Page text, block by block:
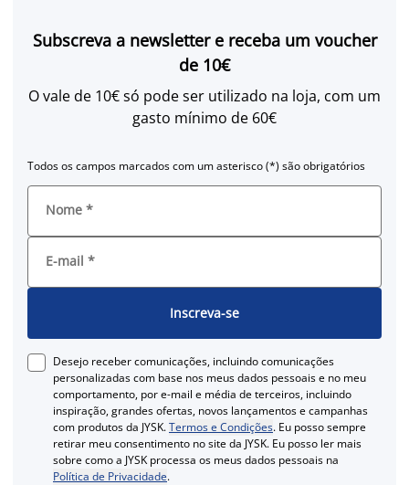
Subscreva a newsletter e receba um voucher
de 10€
O vale de 10€ só pode ser utilizado na loja, com um
gasto mínimo de 60€
Todos os campos marcados com um asterisco (*) são obrigatórios
Nome *
E-mail *
Inscreva-se
Desejo receber comunicações, incluindo comunicações
personalizadas com base nos meus dados pessoais e no meu
comportamento, por e-mail e média de terceiros, incluindo
inspiração, grandes ofertas, novos lançamentos e campanhas
com produtos da JYSK.Termos e Condições. Eu posso sempre
retirar meu consentimento no site da JYSK. Eu posso ler mais
sobre como a JYSK processa os meus dados pessoais na
Política de Privacidade.